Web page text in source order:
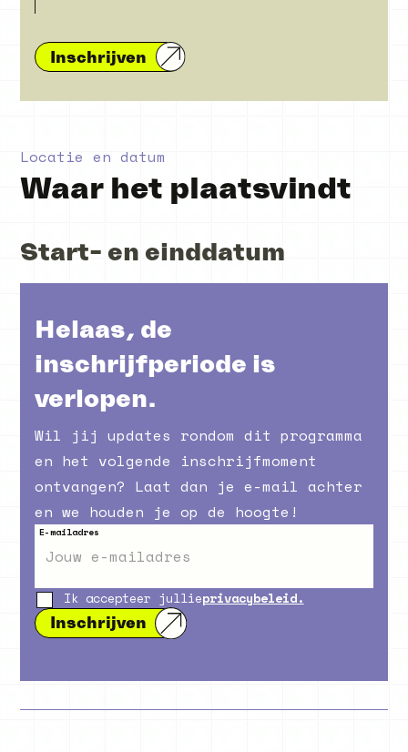
Inschrijven
Locatie en datum
Waar het plaatsvindt
Start- en einddatum
Helaas, de
inschrijfperiode is
verlopen.
Wil jij updates rondom dit programma
en het volgende inschrijfmoment
ontvangen? Laat dan je e-mail achter
en we houden je op de hoogte!
E-mailadres
Ik accepteer jullieprivacybeleid.